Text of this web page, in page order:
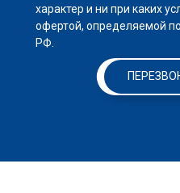
характер и ни при каких
офертой, определяемой
РФ.